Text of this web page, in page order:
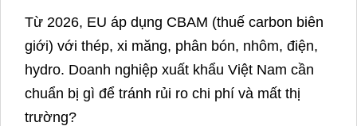
Từ 2026, EU áp dụng CBAM (thuế carbon biên
giới) với thép, xi măng, phân bón, nhôm, điện,
hydro. Doanh nghiệp xuất khẩu Việt Nam cần
chuẩn bị gì để tránh rủi ro chi phí và mất thị
trường?